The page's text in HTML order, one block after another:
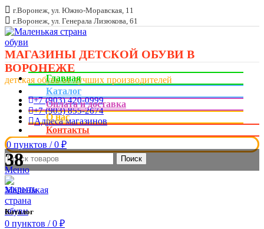
г.Воронеж, ул. Южно-Моравская, 11
г.Воронеж, ул. Генерала Лизюкова, 61
МАГАЗИНЫ ДЕТСКОЙ ОБУВИ В
ВОРОНЕЖЕ
детская обувь от лучших производителей
+7 (903) 420-0999
+7 (903) 855-2674
Адреса магазинов
0 пунктов / 0 ₽
Поиск
Меню
0 пунктов / 0 ₽
Главная
Каталог
Оплата и доставка
О нас
Контакты
38
закрыть
Каталог